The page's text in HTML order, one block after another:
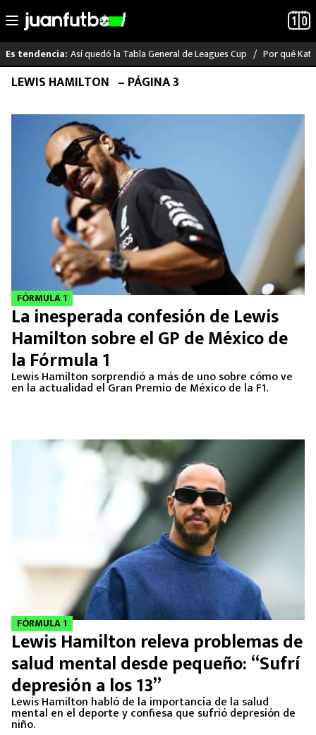
Saltar
Es tendencia: Así quedó la Tabla General de Leagues Cup Por qué
LO ÚLTIMO
RAYADOS
ATLANTE
SELECCIÓN MEXICANA
FUTBOL INTERNACIONAL
MEXICANOS EN EL EXTRANJERO
FUTBOL ESTUFA
FÓRMULA 1
LEWIS HAMILTON – PÁGINA 3
FÓRMULA 1
La inesperada confesión de Lewis
Hamilton sobre el GP de México de
la Fórmula 1
Lewis Hamilton sorprendió a más de uno sobre cómo ve
en la actualidad el Gran Premio de México de la F1.
FÓRMULA 1
Lewis Hamilton releva problemas de
salud mental desde pequeño: “Sufrí
depresión a los 13”
Lewis Hamilton habló de la importancia de la salud
mental en el deporte y confiesa que sufrió depresión de
niño.